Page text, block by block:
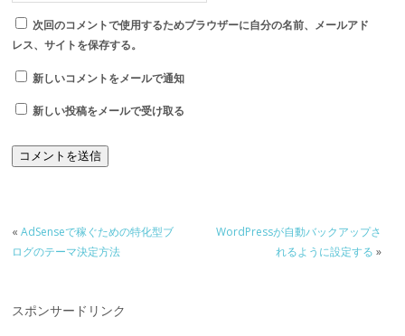
次回のコメントで使用するためブラウザーに自分の名前、メールアド
レス、サイトを保存する。
新しいコメントをメールで通知
新しい投稿をメールで受け取る
«AdSenseで稼ぐための特化型ブ
ログのテーマ決定方法
WordPressが自動バックアップさ
れるように設定する »
スポンサードリンク